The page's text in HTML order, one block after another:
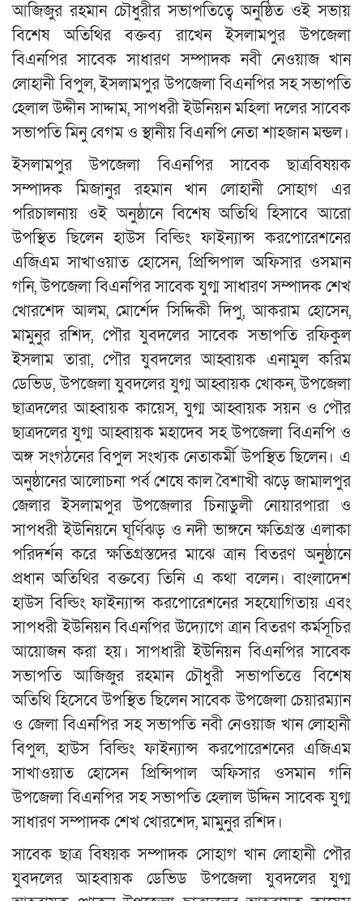
আজিজুর রহমান চৌধুরীর সভাপতিত্বে অনুষ্ঠিত ওই সভায়
বিশেষ অতিথির বক্তব্য রাখেন ইসলামপুর উপজেলা
বিএনপির সাবেক সাধারণ সম্পাদক নবী নেওয়াজ খান
লোহানী বিপুল, ইসলামপুর উপজেলা বিএনপির সহ সভাপতি
হেলাল উদ্দীন সাদ্দাম, সাপধরী ইউনিয়ন মহিলা দলের সাবেক
সভাপতি মিনু বেগম ও স্থানীয় বিএনপি নেতা শাহজান মন্ডল।
ইসলামপুর উপজেলা বিএনপির সাবেক ছাত্রবিষয়ক
সম্পাদক মিজানুর রহমান খান লোহানী সোহাগ এর
পরিচালনায় ওই অনুষ্ঠানে বিশেষ অতিথি হিসাবে আরো
উপস্থিত ছিলেন হাউস বিল্ডিং ফাইন্যান্স করপোরেশনের
এজিএম সাখাওয়াত হোসেন, প্রিন্সিপাল অফিসার ওসমান
গনি, উপজেলা বিএনপির সাবেক যুগ্ম সাধারণ সম্পাদক শেখ
খোরশেদ আলম, মোর্শেদ সিদ্দিকী দিপু, আকরাম হোসেন,
মামুনুর রশিদ, পৌর যুবদলের সাবেক সভাপতি রফিকুল
ইসলাম তারা, পৌর যুবদলের আহ্বায়ক এনামুল করিম
ডেভিড, উপজেলা যুবদলের যুগ্ম আহ্বায়ক খোকন, উপজেলা
ছাত্রদলের আহ্বায়ক কায়েস, যুগ্ম আহ্বায়ক সয়ন ও পৌর
ছাত্রদলের যুগ্ম আহ্বায়ক মহাদেব সহ উপজেলা বিএনপি ও
অঙ্গ সংগঠনের বিপুল সংখ্যক নেতাকর্মী উপস্থিত ছিলেন। এ
অনুষ্ঠানের আলোচনা পর্ব শেষে কাল বৈশাখী ঝড়ে জামালপুর
জেলার ইসলামপুর উপজেলার চিনাডুলী নোয়ারপারা ও
সাপধরী ইউনিয়নে ঘূর্ণিঝড় ও নদী ভাঙ্গনে ক্ষতিগ্রস্ত এলাকা
পরিদর্শন করে ক্ষতিগ্রস্তদের মাঝে ত্রান বিতরণ অনুষ্ঠানে
প্রধান অতিথির বক্তব্যে তিনি এ কথা বলেন। বাংলাদেশ
হাউস বিল্ডিং ফাইন্যান্স করপোরেশনের সহযোগিতায় এবং
সাপধরী ইউনিয়ন বিএনপির উদ্যোগে ত্রান বিতরণ কর্মসূচির
আয়োজন করা হয়। সাপধারী ইউনিয়ন বিএনপির সাবেক
সভাপতি আজিজুর রহমান চৌধুরী সভাপতিত্তে বিশেষ
অতিথি হিসেবে উপস্থিত ছিলেন সাবেক উপজেলা চেয়ারম্যান
ও জেলা বিএনপির সহ সভাপতি নবী নেওয়াজ খান লোহানী
বিপুল, হাউস বিল্ডিং ফাইন্যান্স করপোরেশনের এজিএম
সাখাওয়াত হোসেন প্রিন্সিপাল অফিসার ওসমান গনি
উপজেলা বিএনপির সহ সভাপতি হেলাল উদ্দিন সাবেক যুগ্ম
সাধারণ সম্পাদক শেখ খোরশেদ, মামুনুর রশিদ।
সাবেক ছাত্র বিষয়ক সম্পাদক সোহাগ খান লোহানী পৌর
যুবদলের আহবায়ক ডেভিড উপজেলা যুবদলের যুগ্ম